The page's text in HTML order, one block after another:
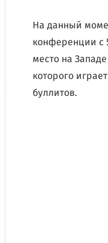
На данный
конференции с
место на
которого
буллитов.